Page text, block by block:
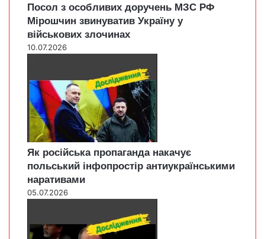
Посол з особливих доручень МЗС РФ
Мірошчин звинуватив Україну у
військових злочинах
10.07.2026
Як російська пропаганда накачує
польський інфопростір антиукраїнськими
наративами
05.07.2026